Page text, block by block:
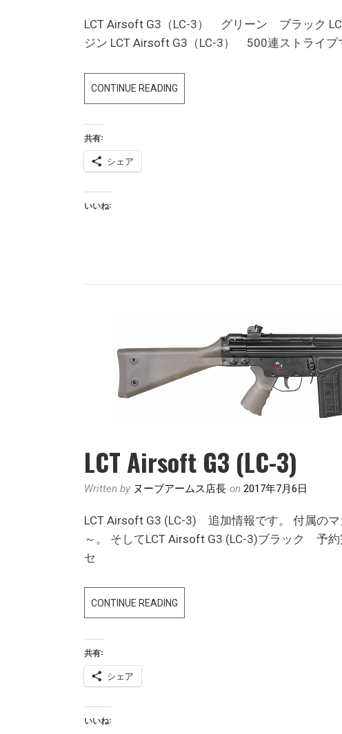
LCT Airsoft G3（LC-3） グリーン ブラック
ジン LCT Airsoft G3（LC-3） 500連ストライプ
CONTINUE READINGLCT
AIRSOFT
ク
共有:
シェア
いいね:
LCT Airsoft G3 (LC-3)
Written by ヌーブアームス店長 on 2017年7月6日
LCT Airsoft G3 (LC-3) 追加情報です。 付属の
～。 そしてLCT Airsoft G3 (LC-3)ブラック 予
セ
CONTINUE READINGLCT
AIRSOFT
共有:
シェア
いいね: